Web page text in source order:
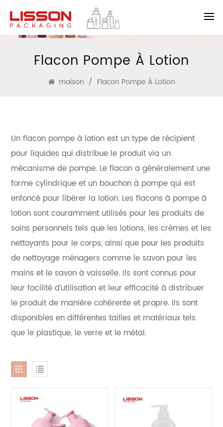
Flacon Pompe À Lotion
maison / Flacon Pompe À Lotion
Un flacon pompe à lotion est un type de récipient
pour liquides qui distribue le produit via un
mécanisme de pompe. Le flacon a généralement une
forme cylindrique et un bouchon à pompe qui est
enfoncé pour libérer la lotion. Les flacons à pompe à
lotion sont couramment utilisés pour les produits de
soins personnels tels que les lotions, les crèmes et les
nettoyants pour le corps, ainsi que pour les produits
de nettoyage ménagers comme le savon pour les
mains et le savon à vaisselle. Ils sont connus pour
leur facilité d’utilisation et leur efficacité à distribuer
le produit de manière cohérente et propre. Ils sont
disponibles en différentes tailles et matériaux tels
que le plastique, le verre et le métal.